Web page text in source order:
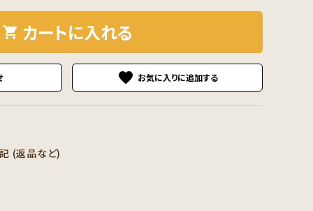
shopping_cart カートに入れる
favorite
(返品など)